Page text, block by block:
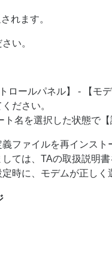
れます。
い。
ロールパネル】 - 【モ
ださい。
名を選択した状態で
ファイルを再インスト
ては、TAの取扱説明書
時に、モデムが正しく